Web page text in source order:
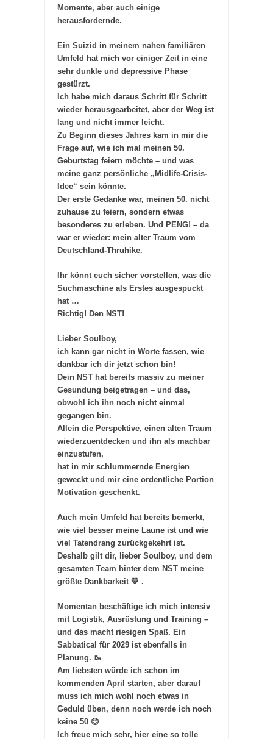
Momente, aber auch einige
herausfordernde.
Ein Suizid in meinem nahen familiären
Umfeld hat mich vor einiger Zeit in eine
sehr dunkle und depressive Phase
gestürzt.
Ich habe mich daraus Schritt für Schritt
wieder herausgearbeitet, aber der Weg ist
lang und nicht immer leicht.
Zu Beginn dieses Jahres kam in mir die
Frage auf, wie ich mal meinen 50.
Geburtstag feiern möchte – und was
meine ganz persönliche „Midlife-Crisis-
Idee“ sein könnte.
Der erste Gedanke war, meinen 50. nicht
zuhause zu feiern, sondern etwas
besonderes zu erleben. Und PENG! – da
war er wieder: mein alter Traum vom
Deutschland-Thruhike.
Ihr könnt euch sicher vorstellen, was die
Suchmaschine als Erstes ausgespuckt
hat …
Richtig! Den NST!
Lieber Soulboy,
ich kann gar nicht in Worte fassen, wie
dankbar ich dir jetzt schon bin!
Dein NST hat bereits massiv zu meiner
Gesundung beigetragen – und das,
obwohl ich ihn noch nicht einmal
gegangen bin.
Allein die Perspektive, einen alten Traum
wiederzuentdecken und ihn als machbar
einzustufen,
hat in mir schlummernde Energien
geweckt und mir eine ordentliche Portion
Motivation geschenkt.
Auch mein Umfeld hat bereits bemerkt,
wie viel besser meine Laune ist und wie
viel Tatendrang zurückgekehrt ist.
Deshalb gilt dir, lieber Soulboy, und dem
gesamten Team hinter dem NST meine
größte Dankbarkeit 💛 .
Momentan beschäftige ich mich intensiv
mit Logistik, Ausrüstung und Training –
und das macht riesigen Spaß. Ein
Sabbatical für 2029 ist ebenfalls in
Planung. 🥾
Am liebsten würde ich schon im
kommenden April starten, aber darauf
muss ich mich wohl noch etwas in
Geduld üben, denn noch werde ich noch
keine 50 😉
Ich freue mich sehr, hier eine so tolle